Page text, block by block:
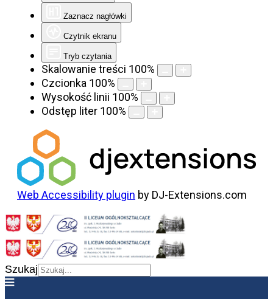
Zaznacz nagłówki
Czytnik ekranu
Tryb czytania
Skalowanie treści 100%
Czcionka 100%
Wysokość linii 100%
Odstęp liter 100%
Web Accessibility plugin by DJ-Extensions.com
Szukaj